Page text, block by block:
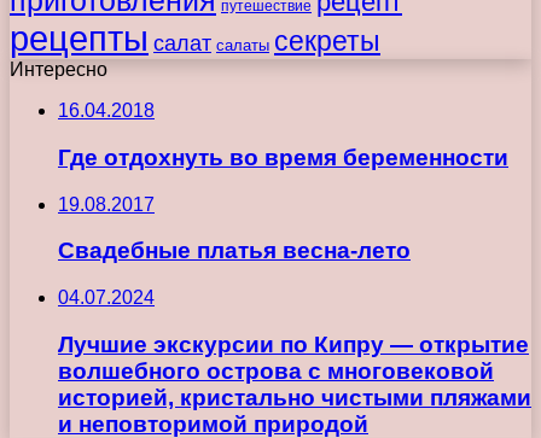
путешествие
рецепты салат салаты секреты
Интересно
16.04.2018
Где отдохнуть во время беременности
19.08.2017
Свадебные платья весна-лето
04.07.2024
Лучшие экскурсии по Кипру — открытие
волшебного острова с многовековой
историей, кристально чистыми пляжами
и неповторимой природой